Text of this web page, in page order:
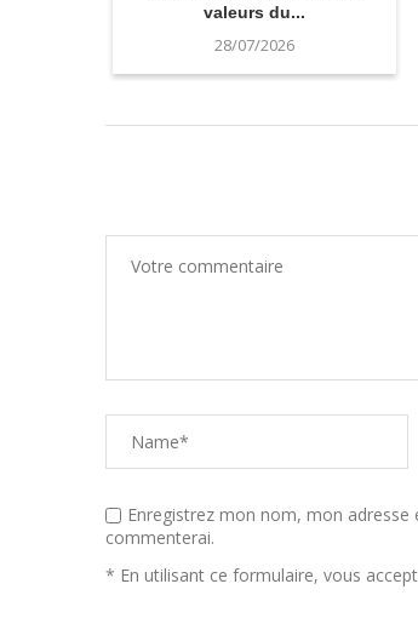
valeurs du...
28/07/2026
Enregistrez mon nom, mon
commenterai.
* En utilisant ce formulaire, vous